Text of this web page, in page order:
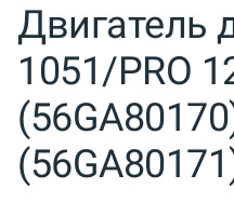
Двигатель
1051/PRO